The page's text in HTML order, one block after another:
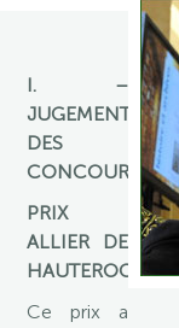
I. –
JUGEMENT
DES
CONCOURS
PRIX
ALLIER DE
HAUTEROCHE
Ce prix a